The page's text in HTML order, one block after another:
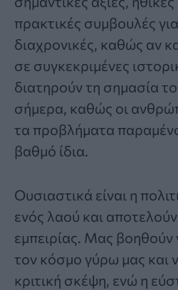
πρακτικές συμβουλές
διαχρονικές, καθώς αν
σε συγκεκριμένες
διατηρούν τη σημασία
σήμερα, καθώς οι
τα προβλήματα
βαθμό ίδια.
Ουσιαστικά είναι η
ενός λαού και
εμπειρίας. Μας
τον κόσμο γύρω μας και
κριτική σκέψη, ενώ η